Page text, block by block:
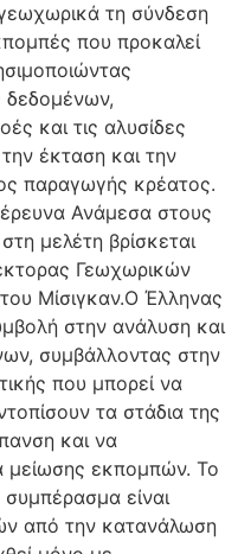
τη σύνδεση
που προκαλεί
δεδομένων,
και τις αλυσίδες
έκταση και την
παραγωγής κρέατος.
Ανάμεσα στους
μελέτη βρίσκεται
Γεωχωρικών
Μίσιγκαν.Ο Έλληνας
στην ανάλυση και
συμβάλλοντας στην
που μπορεί να
τα στάδια της
και να
μείωσης εκπομπών. Το
είναι
από την κατανάλωση